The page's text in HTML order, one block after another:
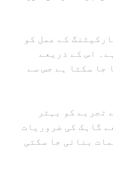
کے عمل کو
اس کے ذریعے
جا سکتا ہے جس سے
تجربے کو بہتر
گاہک کی ضروریات
بنائی جا سکتی